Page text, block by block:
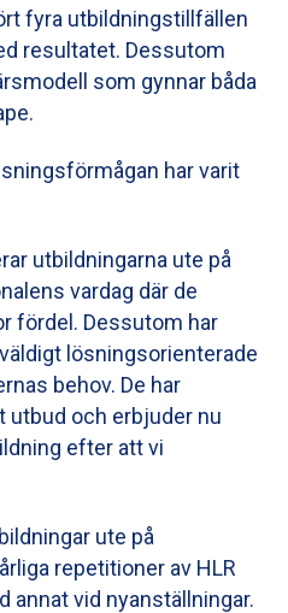
fyra utbildningstillfällen
resultatet. Dessutom
som gynnar båda
har varit
utbildningarna ute på
vardag där de
fördel. Dessutom har
lösningsorienterade
behov. De har
och erbjuder nu
efter att vi
ute på
repetitioner av HLR
annat vid nyanställningar.